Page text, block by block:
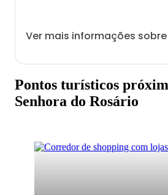
Ver mais informações
Pontos turísticos
Senhora do Rosário